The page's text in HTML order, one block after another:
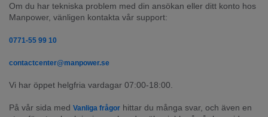
Om du har tekniska problem med din ansökan eller ditt konto hos
Manpower, vänligen kontakta vår support:
0771-55 99 10
contactcenter@manpower.se
Vi har öppet helgfria vardagar 07:00-18:00.
På vår sida med Vanliga frågor hittar du många svar, och även en